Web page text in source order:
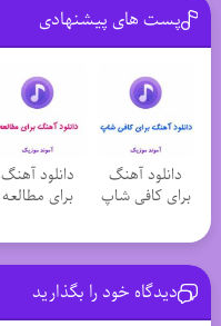
پست های پیشنهادی
دانلود آهنگ
برای کافی شاپ
دانلود آهنگ
برای مطالعه
دیدگاه خود را بگذارید